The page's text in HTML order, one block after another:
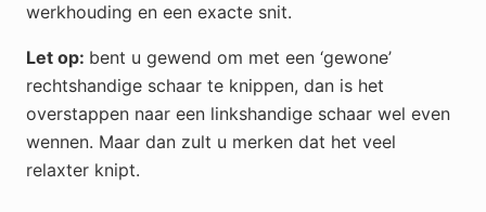
werkhouding en een exacte snit.
Let op: bent u gewend om met een ‘gewone’
rechtshandige schaar te knippen, dan is het
overstappen naar een linkshandige schaar wel even
wennen. Maar dan zult u merken dat het veel
relaxter knipt.